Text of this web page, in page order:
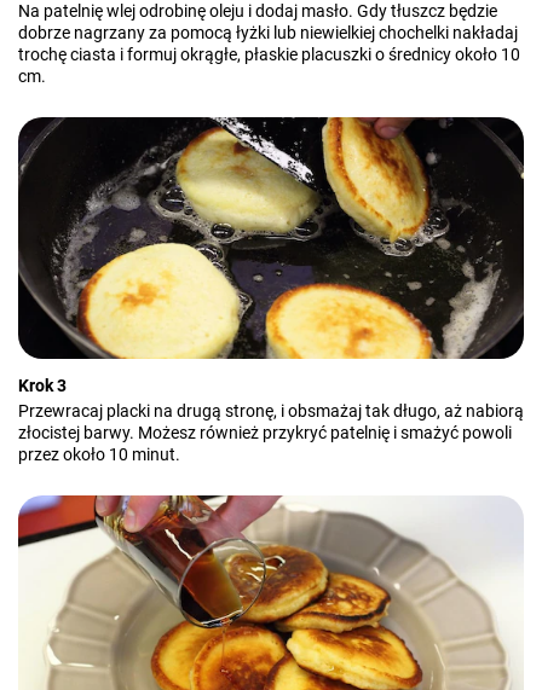
Na patelnię wlej odrobinę oleju i dodaj masło. Gdy tłuszcz będzie
dobrze nagrzany za pomocą łyżki lub niewielkiej chochelki nakładaj
trochę ciasta i formuj okrągłe, płaskie placuszki o średnicy około 10
cm.
Krok 3
Przewracaj placki na drugą stronę, i obsmażaj tak długo, aż nabiorą
złocistej barwy. Możesz również przykryć patelnię i smażyć powoli
przez około 10 minut.